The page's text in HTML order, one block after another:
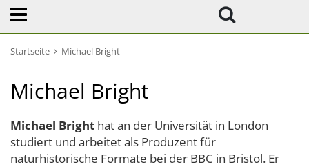
Startseite Michael Bright
Michael Bright
Michael Bright hat an der Universität in London
studiert und arbeitet als Produzent für
naturhistorische Formate bei der BBC in Bristol. Er